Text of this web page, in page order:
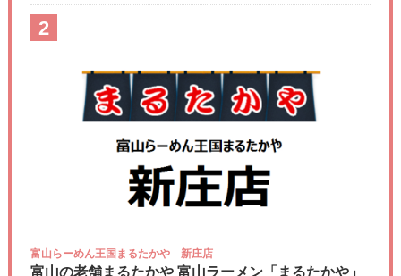
2
富山らーめん王国まるたかや 新庄店
富山の老舗まるたかや 富山ラーメン「まるたかや」